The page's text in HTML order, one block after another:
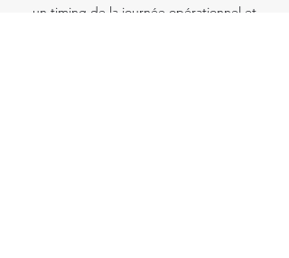
un timing de la journée opérationnel et